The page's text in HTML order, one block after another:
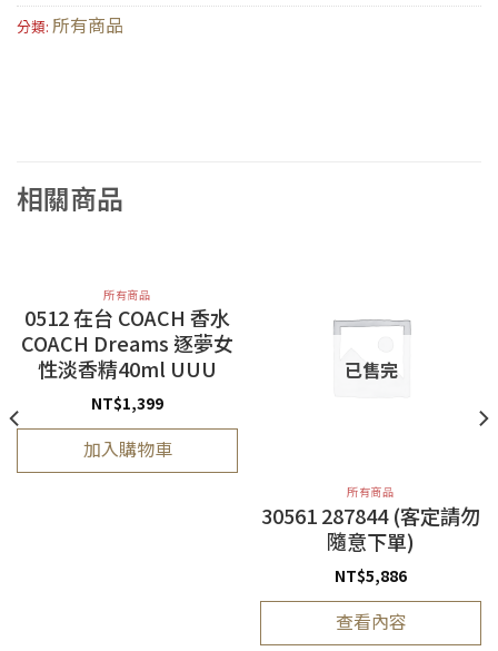
分類: 所有商品
相關商品
所有商品
0512 在台 COACH 香水
COACH Dreams 逐夢女
性淡香精40ml UUU
NT$1,399
加入購物車
已售完
所有商品
30561 287844 (客定請勿
隨意下單)
NT$5,886
查看內容